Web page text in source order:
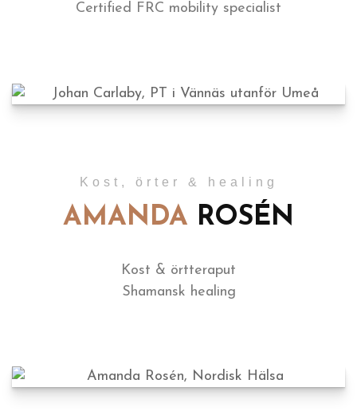
Certified FRC mobility specialist
Kost, örter & healing
AMANDA ROSÉN
Kost & örtteraput
Shamansk healing